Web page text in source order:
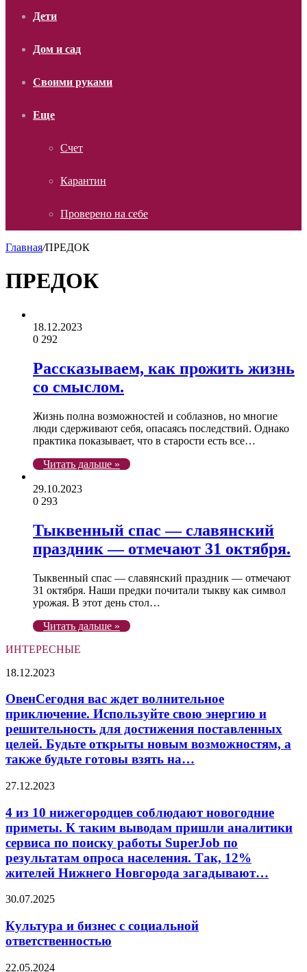
Дети
Дом и сад
Своими руками
Еще
Счет
Карантин
Проверено на себе
Главная/ПРЕДОК
ПРЕДОК
18.12.2023
0 292
Рассказываем, как прожить жизнь
со смыслом.
Жизнь полна возможностей и соблазнов, но многие
люди сдерживают себя, опасаясь последствий. Однако
практика показывает, что в старости есть все…
Читать дальше »
29.10.2023
0 293
Тыквенный спас — славянский
праздник — отмечают 31 октября.
Тыквенный спас — славянский праздник — отмечают
31 октября. Наши предки почитали тыкву как символ
урожая. В этот день стол…
Читать дальше »
ИНТЕРЕСНЫЕ
ОвенСегодня
ждет
волнительное
приключение.
Используйте
свою
энергию
решительность
достижения
поставленных
целей.
Будьте
открыты
новым
возможностям,
а
также
будьте
готовы
взять
18.12.2023
ОвенСегодня вас ждет волнительное
приключение. Используйте свою энергию и
решительность для достижения поставленных
целей. Будьте открыты новым возможностям, а
также будьте готовы взять на…
4
10
нижегородцев
соблюдают
новогодние
приметы.
К
выводам
аналитики
сервиса
по
27.12.2023
4 из 10 нижегородцев соблюдают новогодние
приметы. К таким выводам пришли аналитики
сервиса по поиску работы SuperJob по
результатам опроса населения. Так, 12%
жителей Нижнего Новгорода загадывают…
Культура
бизнес
с
социальной
30.07.2025
Культура и бизнес с социальной
ответственностью
Что
22.05.2024